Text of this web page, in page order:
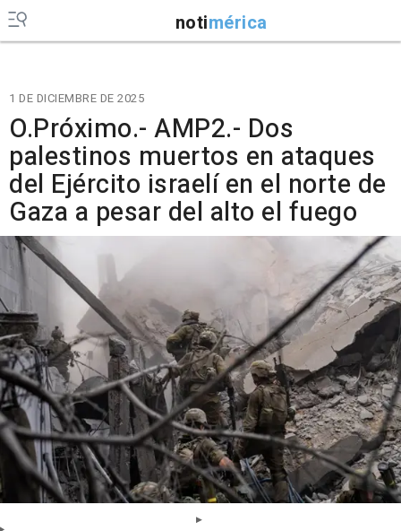
notimérica
1 DE DICIEMBRE DE 2025
O.Próximo.- AMP2.- Dos
palestinos muertos en ataques
del Ejército israelí en el norte de
Gaza a pesar del alto el fuego